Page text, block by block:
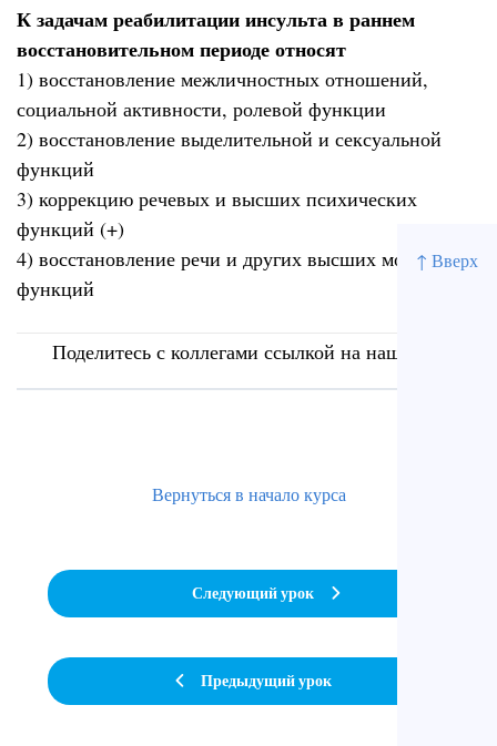
↑ Вверх
К задачам реабилитации инсульта в раннем
восстановительном периоде относят
1) восстановление межличностных отношений,
социальной активности, ролевой функции
2) восстановление выделительной и сексуальной
функций
3) коррекцию речевых и высших психических
функций (+)
4) восстановление речи и других высших мозговых
функций
Поделитесь с коллегами ссылкой на наш сайт
Предыдущий урок
Вернуться в начало курса
Следующий урок